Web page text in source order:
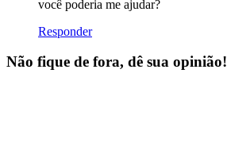
você poderia me ajudar?
Responder
Não fique de fora, dê sua opinião!